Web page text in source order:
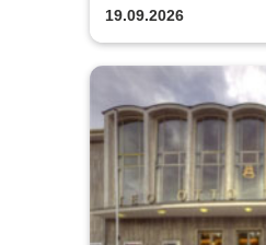
Remscheid
Remscheid
19.09.2026